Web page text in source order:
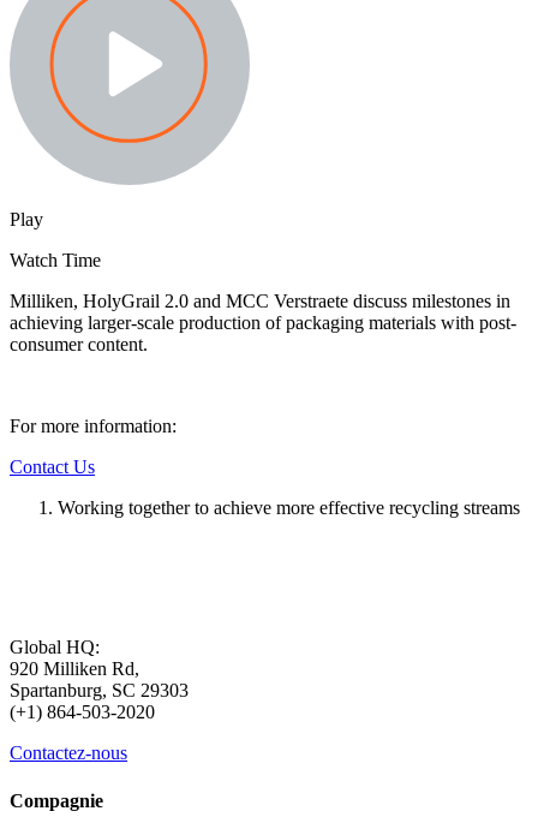
Play
Watch Time
Milliken, HolyGrail 2.0 and MCC Verstraete discuss milestones in
achieving larger-scale production of packaging materials with post-
consumer content.
For more information:
Contact Us
Working together to achieve more effective recycling streams
Global HQ:
920 Milliken Rd,
Spartanburg, SC 29303
(+1) 864-503-2020
Contactez-nous
Compagnie